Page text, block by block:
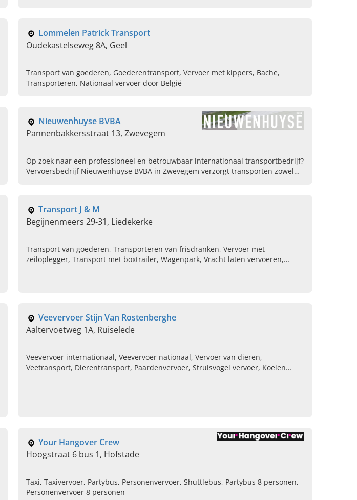
Lommelen Patrick Transport
Oudekastelseweg 8A, Geel
Transport van goederen, Goederentransport, Vervoer met kippers, Bache,
Transporteren, Nationaal vervoer door België
Nieuwenhuyse BVBA
Pannenbakkersstraat 13, Zwevegem
Op zoek naar een professioneel en betrouwbaar internationaal transportbedrijf?
Vervoersbedrijf Nieuwenhuyse BVBA in Zwevegem verzorgt transporten zowel
Transport J & M
Begijnenmeers 29-31, Liedekerke
Transport van goederen, Transporteren van frisdranken, Vervoer met
zeiloplegger, Transport met boxtrailer, Wagenpark, Vracht laten vervoeren,
Veevervoer Stijn Van Rostenberghe
Aaltervoetweg 1A, Ruiselede
Veevervoer internationaal, Veevervoer nationaal, Vervoer van dieren,
Veetransport, Dierentransport, Paardenvervoer, Struisvogel vervoer, Koeien
Your Hangover Crew
Hoogstraat 6 bus 1, Hofstade
Taxi, Taxivervoer, Partybus, Personenvervoer, Shuttlebus, Partybus 8 personen,
Personenvervoer 8 personen